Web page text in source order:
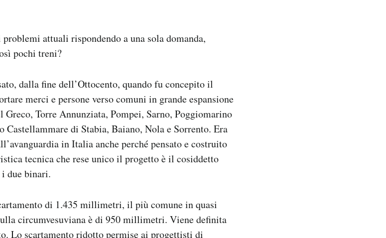
attuali rispondendo a una sola domanda,
pochi treni?
dalla fine dell’Ottocento, quando fu concepito il
merci e persone verso comuni in grande espansione
Torre Annunziata, Pompei, Sarno, Poggiomarino
Castellammare di Stabia, Baiano, Nola e Sorrento. Era
in Italia anche perché pensato e costruito
tecnica che rese unico il progetto è il cosiddetto
due binari.
di 1.435 millimetri, il più comune in quasi
circumvesuviana è di 950 millimetri. Viene definita
Lo scartamento ridotto permise ai progettisti di